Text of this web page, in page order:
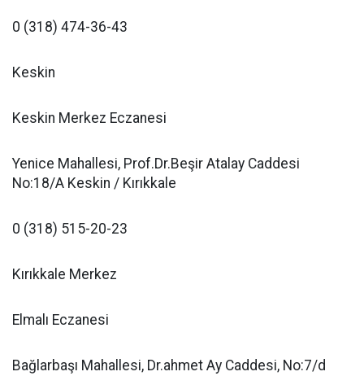
0 (318) 474-36-43
Keskin
Keskin Merkez Eczanesi
Yenice Mahallesi, Prof.Dr.Beşir Atalay Caddesi
No:18/A Keskin / Kırıkkale
0 (318) 515-20-23
Kırıkkale Merkez
Elmalı Eczanesi
Bağlarbaşı Mahallesi, Dr.ahmet Ay Caddesi, No:7/d